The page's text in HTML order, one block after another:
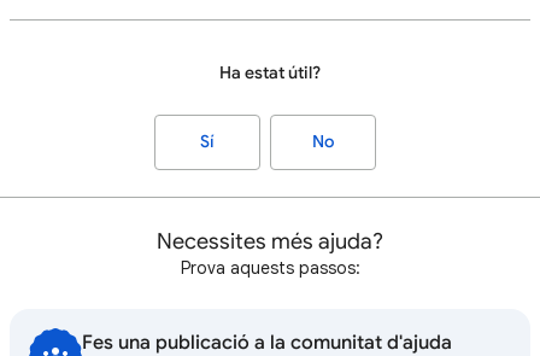
Ha estat útil?
Sí No
Necessites més ajuda?
Prova aquests passos:
Fes una publicació a la comunitat d'ajuda